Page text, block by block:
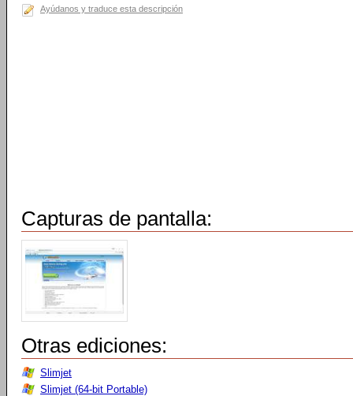
Ayúdanos y traduce esta descripción
Capturas de pantalla:
Otras ediciones:
Slimjet
Slimjet (64-bit Portable)